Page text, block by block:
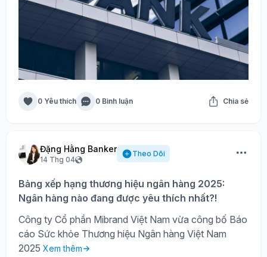
0 Yêu thích 0 Bình luận Chia sẻ
Đặng Hằng Banker
14 Thg 04
Theo Dõi
Bảng xếp hạng thương hiệu ngân hàng 2025:
Ngân hàng nào đang được yêu thích nhất?!
Công ty Cổ phần Mibrand Việt Nam vừa công bố Báo
cáo Sức khỏe Thương hiệu Ngân hàng Việt Nam
2025 Xem thêm